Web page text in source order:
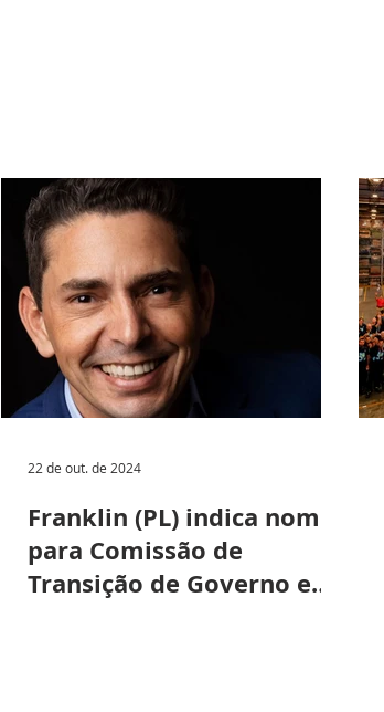
Franklin (PL) indica nomes
para Comissão de
Transição de Governo em
22 de out. de 2024